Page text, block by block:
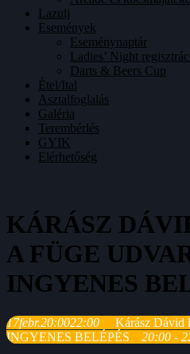
Lazulj
Események
Eseménynaptár
Ladies’ Night
Darts & Beers Cup
Étel/Ital
Asztalfoglalás
Galéria
Terembérlés
GYIK
Elérhetőség
KÁRÁSZ
A FÜGE
INGYENES
17febr.20:0022:00
Kárász Dávid
INGYENES BELÉPÉS
20:00 -